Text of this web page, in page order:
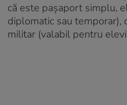
că este pașaport simplu,
diplomatic sau temporar),
militar (valabil pentru